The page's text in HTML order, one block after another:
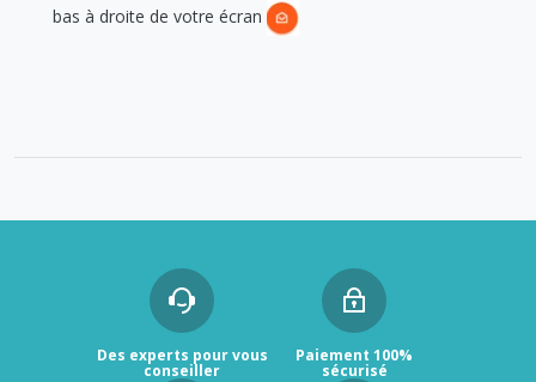
bas à droite de votre écran
Des experts pour vous
conseiller
Paiement 100%
sécurisé